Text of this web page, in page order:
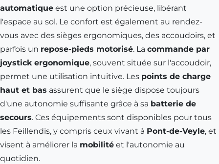
automatique est une option précieuse, libérant
l'espace au sol. Le confort est également au rendez-
vous avec des sièges ergonomiques, des accoudoirs, et
parfois un repose-pieds motorisé. La commande par
joystick ergonomique, souvent située sur l'accoudoir,
permet une utilisation intuitive. Les points de charge
haut et bas assurent que le siège dispose toujours
d'une autonomie suffisante grâce à sa batterie de
secours. Ces équipements sont disponibles pour tous
les Feillendis, y compris ceux vivant à Pont-de-Veyle, et
visent à améliorer la mobilité et l'autonomie au
quotidien.